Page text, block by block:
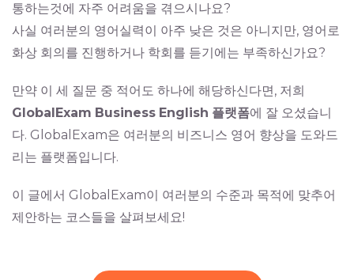
통하는것에 자주 어려움을 겪으시나요?
사실 여러분의 영어실력이 아주 낮은 것은 아니지만, 영어로
화상 회의를 진행하거나 학회를 듣기에는 부족하신가요?
만약 이 세 질문 중 적어도 하나에 해당하신다면, 저희
GlobalExam Business English 플랫폼에 잘 오셨습니
다. GlobalExam은 여러분의 비즈니스 영어 향상을 도와드
리는 플랫폼입니다.
이 글에서 GlobalExam이 여러분의 수준과 목적에 맞추어
제안하는 코스들을 살펴보세요!